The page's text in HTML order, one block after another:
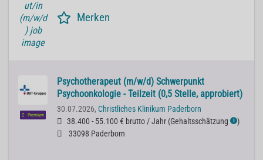
Merken
Premium
Psychotherapeut (m/w/d) Schwerpunkt
Psychoonkologie - Teilzeit (0,5 Stelle, approbiert)
30.07.2026, Christliches Klinikum Paderborn
38.400 - 55.100 € brutto / Jahr (Gehaltsschätzung ℹ )
33098 Paderborn